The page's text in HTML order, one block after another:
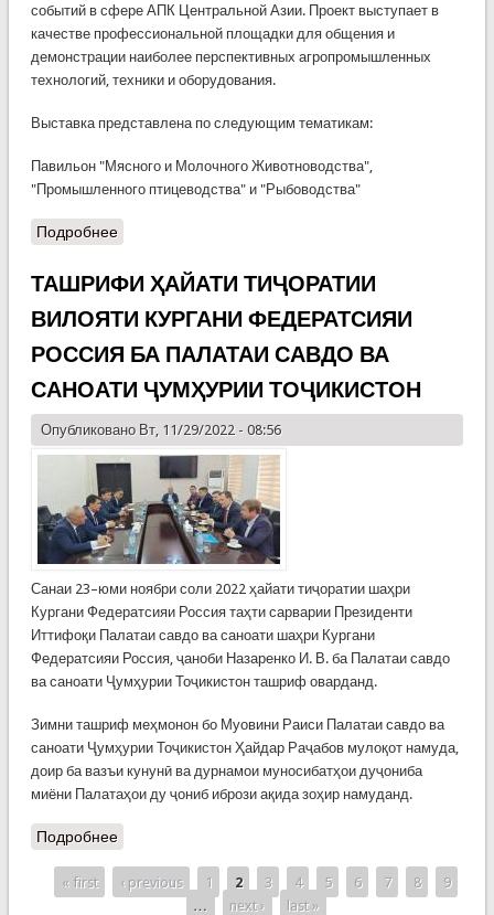
событий в сфере АПК Центральной Азии. Проект выступает в
качестве профессиональной площадки для общения и
демонстрации наиболее перспективных агропромышленных
технологий, техники и оборудования.
Выставка представлена по следующим тематикам:
Павильон "Мясного и Молочного Животноводства",
"Промышленного птицеводства" и "Рыбоводства"
Подробнее
ТАШРИФИ ҲАЙАТИ ТИҶОРАТИИ
ВИЛОЯТИ КУРГАНИ ФЕДЕРАТСИЯИ
РОССИЯ БА ПАЛАТАИ САВДО ВА
САНОАТИ ҶУМҲУРИИ ТОҶИКИСТОН
Опубликовано Вт, 11/29/2022 - 08:56
Санаи 23–юми ноябри соли 2022 ҳайати тиҷоратии шаҳри
Кургани Федератсияи Россия таҳти сарварии Президенти
Иттифоқи Палатаи савдо ва саноати шаҳри Кургани
Федератсияи Россия, ҷаноби Назаренко И. В. ба Палатаи савдо
ва саноати Ҷумҳурии Тоҷикистон ташриф оварданд.
Зимни ташриф меҳмонон бо Муовини Раиси Палатаи савдо ва
саноати Ҷумҳурии Тоҷикистон Ҳайдар Раҷабов мулоқот намуда,
доир ба вазъи кунунӣ ва дурнамои муносибатҳои дуҷониба
миёни Палатаҳои ду ҷониб ибрози ақида зоҳир намуданд.
Подробнее
Pages
« first ‹ previous 1 2 3 4 5 6 7 8
9
…
next › last »